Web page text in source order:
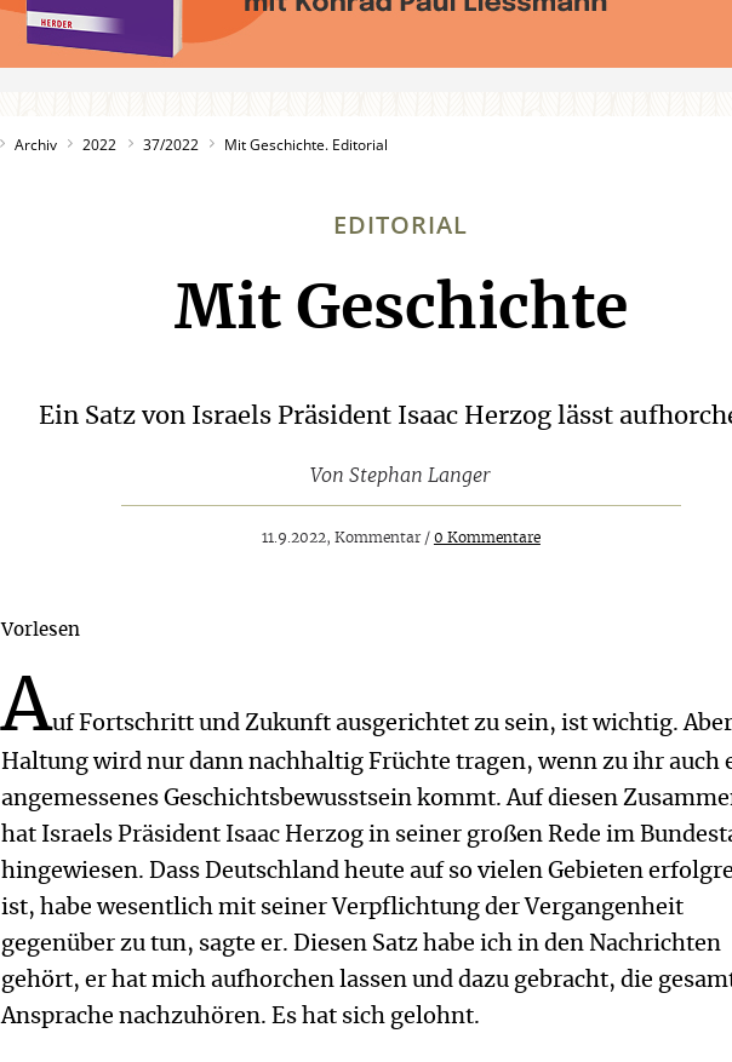
Archiv 2022 37/2022 Mit Geschichte. Editorial
EDITORIAL
:
Mit Geschichte
Ein Satz von Israels Präsident Isaac Herzog lässt
VonStephan Langer
11.9.2022, Kommentar / 0 Kommentare
Vorlesen
Auf Fortschritt und Zukunft ausgerichtet zu sein, ist wichtig.
Haltung wird nur dann nachhaltig Früchte tragen, wenn zu ihr auch
angemessenes Geschichtsbewusstsein kommt. Auf diesen
hat Israels Präsident Isaac Herzog in seiner großen Rede im
hingewiesen. Dass Deutschland heute auf so vielen Gebieten
ist, habe wesentlich mit seiner Verpflichtung der Vergangenheit
gegenüber zu tun, sagte er. Diesen Satz habe ich in den Nachrichten
gehört, er hat mich aufhorchen lassen und dazu gebracht, die
Ansprache nachzuhören. Es hat sich gelohnt.